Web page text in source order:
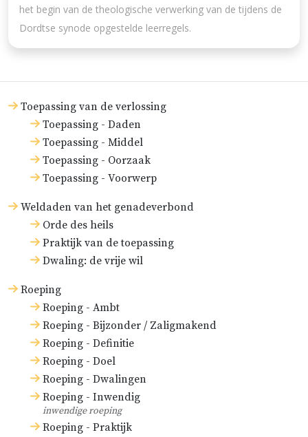
Toepassing van de verlossing
Toepassing - Daden
Toepassing - Middel
Toepassing - Oorzaak
Toepassing - Voorwerp
Weldaden van het genadeverbond
Orde des heils
Praktijk van de toepassing
Dwaling: de vrije wil
Roeping
Roeping - Ambt
Roeping - Bijzonder / Zaligmakend
Roeping - Definitie
Roeping - Doel
Roeping - Dwalingen
Roeping - Inwendig
inwendige roeping
Roeping - Praktijk
het begin van de theologische verwerking van de tijdens de
Dordtse synode opgestelde leerregels.